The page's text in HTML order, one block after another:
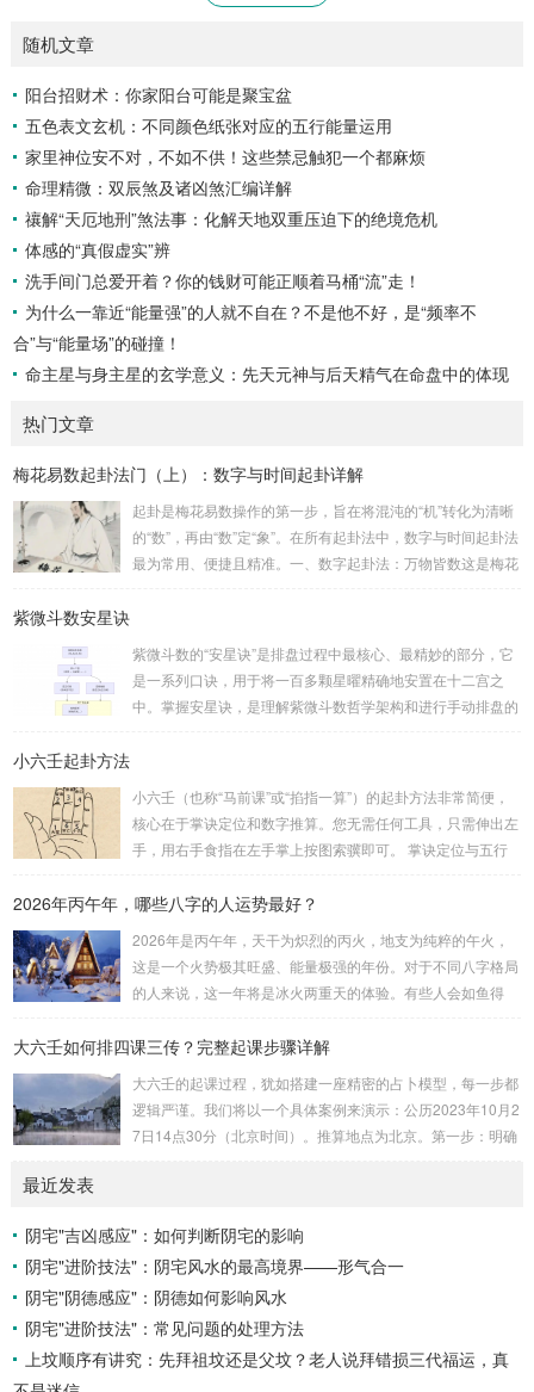
随机文章
阳台招财术：你家阳台可能是聚宝盆
五色表文玄机：不同颜色纸张对应的五行能量运用
家里神位安不对，不如不供！这些禁忌触犯一个都麻烦
命理精微：双辰煞及诸凶煞汇编详解
禳解“天厄地刑”煞法事：化解天地双重压迫下的绝境危机
体感的“真假虚实”辨
洗手间门总爱开着？你的钱财可能正顺着马桶“流”走！
为什么一靠近“能量强”的人就不自在？不是他不好，是“频率不
合”与“能量场”的碰撞！
命主星与身主星的玄学意义：先天元神与后天精气在命盘中的体现
热门文章
梅花易数起卦法门（上）：数字与时间起卦详解
起卦是梅花易数操作的第一步，旨在将混沌的“机”转化为清晰
的“数”，再由“数”定“象”。在所有起卦法中，数字与时间起卦法
最为常用、便捷且精准。一、数字起卦法：万物皆数这是梅花
卦。如果数字是偶数位，则前后平分；如果是奇数位，则前部
分比后部分少一位。例如，数字 256：前一位 2 为上卦后两
位...
紫微斗数安星诀
紫微斗数的“安星诀”是排盘过程中最核心、最精妙的部分，它
是一系列口诀，用于将一百多颗星曜精确地安置在十二宫之
中。掌握安星诀，是理解紫微斗数哲学架构和进行手动排盘的
赖关系，可以清晰地通过下图展现：二、 核心安星诀详解1.
安紫微星诀（定帝星）这是所有安星的第一步，至关重要。口
诀：紫微天机星逆行，隔一阳武天同行，...
小六壬起卦方法
小六壬（也称“马前课”或“掐指一算”）的起卦方法非常简便，
核心在于掌诀定位和数字推算。您无需任何工具，只需伸出左
手，用右手食指在左手掌上按图索骥即可。 掌诀定位与五行
吉。留连：位于食指指尖，属水，玄武，主数2、7、8，凶。
口：位于无名指指尖，属金，白虎，主数4、1、2，凶。小
吉：位于无名指根部，属木，六合，主数5、3、8，吉。空
亡：位于中指根部，属土，勾陈，...
2026年丙午年，哪些八字的人运势最好？
2026年是丙午年，天干为炽烈的丙火，地支为纯粹的午火，
这是一个火势极其旺盛、能量极强的年份。对于不同八字格局
的人来说，这一年将是冰火两重天的体验。有些人会如鱼得
理：吉凶在于平衡与需求八字讲究五行平衡与“喜用神”。喜用
26年丙午，是火力全开的一年。因此：八字命局中“喜火”、“用
火”的人，等于得到了天地最强能量的帮助，犹如天降神助，
运势自然一飞冲天。八字命局中“忌火”的人...
大六壬如何排四课三传？完整起课步骤详解
大六壬的起课过程，犹如搭建一座精密的占卜模型，每一步都
逻辑严谨。我们将以一个具体案例来演示：公历2023年10月2
7日14点30分（北京时间）。推算地点为北京。第一步：明确
你需要：一张空白的天地盘（内含十二地支）、月将、当天日
干日支。第二步：核心步骤——排四课四课是“三传”之母，此
步必须精准。1. 定月将（布“天盘”的...
最近发表
阴宅"吉凶感应"：如何判断阴宅的影响
阴宅"进阶技法"：阴宅风水的最高境界——形气合一
阴宅"阴德感应"：阴德如何影响风水
阴宅"进阶技法"：常见问题的处理方法
上坟顺序有讲究：先拜祖坟还是父坟？老人说拜错损三代福运，真